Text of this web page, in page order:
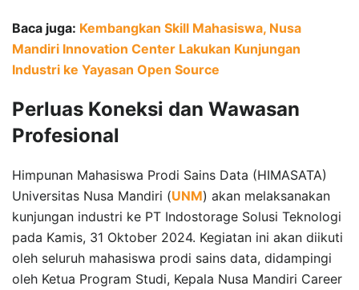
Baca juga: Kembangkan Skill Mahasiswa, Nusa
Mandiri Innovation Center Lakukan Kunjungan
Industri ke Yayasan Open Source
Perluas Koneksi dan Wawasan
Profesional
Himpunan Mahasiswa Prodi Sains Data (HIMASATA)
Universitas Nusa Mandiri (UNM) akan melaksanakan
kunjungan industri ke PT Indostorage Solusi Teknologi
pada Kamis, 31 Oktober 2024. Kegiatan ini akan diikuti
oleh seluruh mahasiswa prodi sains data, didampingi
oleh Ketua Program Studi, Kepala Nusa Mandiri Career